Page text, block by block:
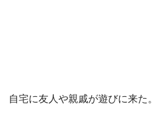
自宅に友人や親戚が遊びに来た。